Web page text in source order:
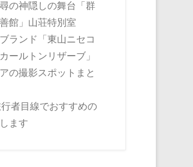
の神隠しの舞台「群
」山荘特別室
ランド「東山ニセコ
ールトンリザーブ」
の撮影スポットまと
行者目線でおすすめの
ます